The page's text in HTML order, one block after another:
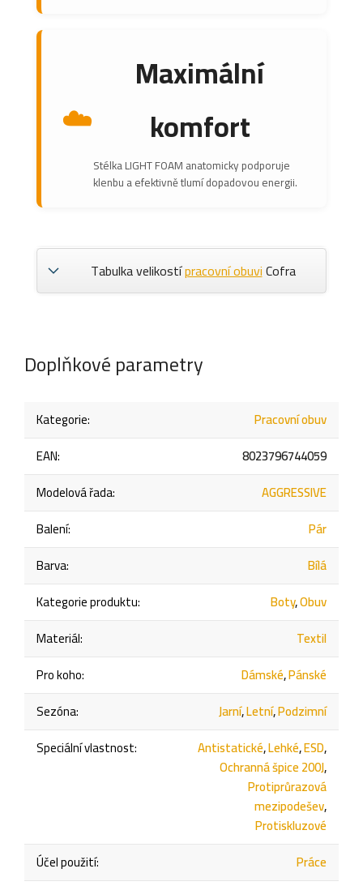
☁️
Maximální
komfort
Stélka LIGHT FOAM anatomicky podporuje
klenbu a efektivně tlumí dopadovou energii.
Tabulka velikostípracovní obuviCofra
Doplňkové parametry
Kategorie:
Pracovní obuv
EAN:
8023796744059
Modelová řada:
AGGRESSIVE
Balení:
Pár
Barva:
Bílá
Kategorie produktu: Boty,Obuv
Materiál:
Textil
Pro koho: Dámské,Pánské
Sezóna: Jarní,Letní,Podzimní
Speciální vlastnost: Antistatické,Lehké,ESD,
Ochranná špice 200J,
Protiprůrazová
mezipodešev,
Protiskluzové
Účel použití:
Práce